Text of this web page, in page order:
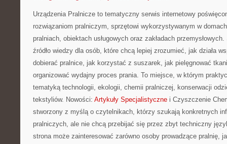
Urządzenia Pralnicze to tematyczny serwis internetowy
rozwiązaniom pralniczym, sprzętowi wykorzystywanym w
pralniach, obiektach usługowych oraz zakładach
źródło wiedzy dla osób, które chcą lepiej zrozumieć, jak działa
dobierać pralnice, jak korzystać z suszarek, jak pielęgnować
organizować wydajny proces prania. To miejsce, w którym
tematyką technologii, ekologii, chemii pralniczej, konserwacji
tekstyliów. Nowości: Artykuły Specjalistyczne i Czyszczenie
stworzony z myślą o czytelnikach, którzy szukają konkretnych
pralniczych, ale nie chcą przebijać się przez zbyt techniczny
strona może zainteresować zarówno osoby prowadzące pralnię,